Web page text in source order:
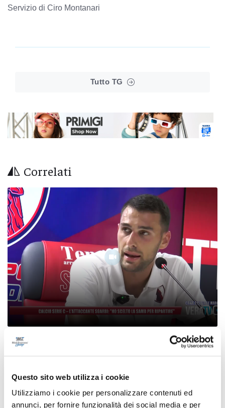
Questo sito web utilizza i cookie
Utilizziamo i cookie per personalizzare contenuti ed
annunci, per fornire funzionalità dei social media e per
Servizio di Ciro Montanari
Tutto TG
Correlati
Calcio Serie C - L’attaccante Sgarbi: "Ho scelto
la Samb per ripartire"